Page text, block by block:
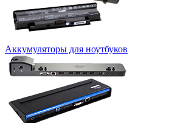
Аккумуляторы для ноутбуков